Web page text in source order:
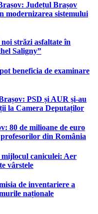
Județul Brașov
modernizarea sistemului
străzi asfaltate în
Saligny”
beneficia de examinare
PSD și AUR și-au
la Camera Deputaților
80 de milioane de euro
din România
caniculei: Aer
vârstele
de inventariere a
naționale